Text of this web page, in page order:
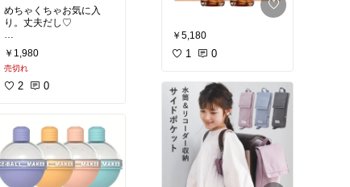
めちゃくちゃお気に入
り。丈夫だし♡
ビールグラスです。笑
￥1,980
売切れ
2 0
￥5,180
1 0